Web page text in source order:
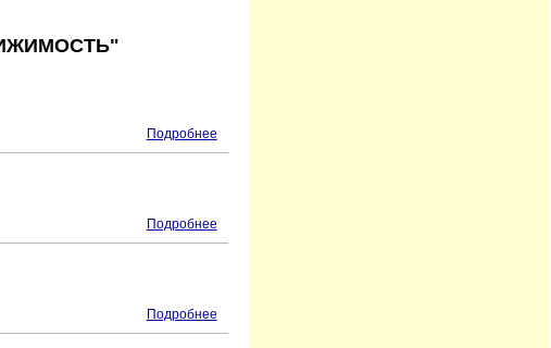
Подробнее
Подробнее
Подробнее